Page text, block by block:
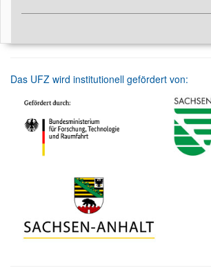
Das UFZ wird institutionell gefördert von: